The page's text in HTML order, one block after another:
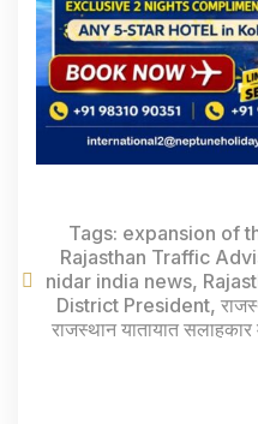
Tags: expansion of
Rajasthan Traffic
nidar india news,
District President,
राजस्थान यातायात